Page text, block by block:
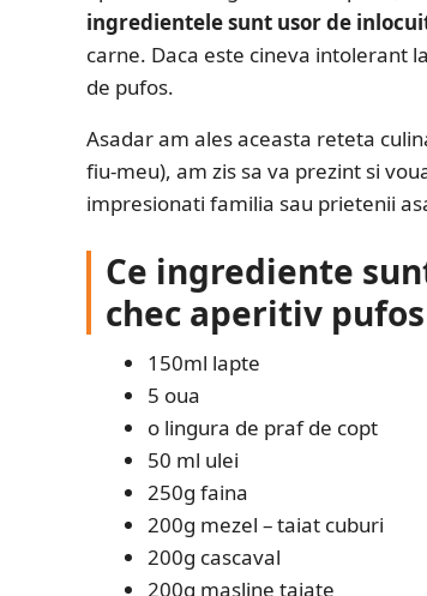
ingredientele sunt usor de
carne. Daca este cineva intolerant
de pufos.
Asadar am ales aceasta reteta
fiu-meu), am zis sa va prezint si
impresionati familia sau prietenii
Ce ingrediente
chec aperitiv pufos
150ml lapte
5 oua
o lingura de praf de copt
50 ml ulei
250g faina
200g mezel – taiat cuburi
200g cascaval
200g masline taiate